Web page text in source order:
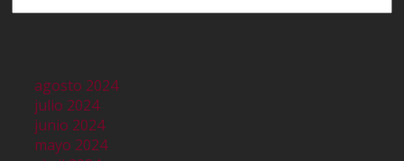
agosto 2024
julio 2024
junio 2024
mayo 2024